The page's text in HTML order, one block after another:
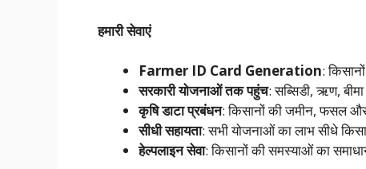
हमारी सेवाएं
Farmer ID Card Generation:
सरकारी योजनाओं तक पहुंच: सब्सिडी, ऋण,
कृषि डाटा प्रबंधन: किसानों की जमीन, फसल और
सीधी सहायता: सभी योजनाओं का लाभ सीधे
हेल्पलाइन सेवा: किसानों की समस्याओं का